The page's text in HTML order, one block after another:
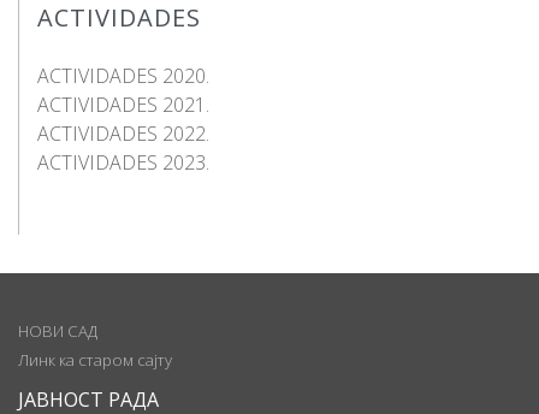
ACTIVIDADES
ACTIVIDADES 2020.
ACTIVIDADES 2021.
ACTIVIDADES 2022.
ACTIVIDADES 2023.
НОВИ САД
Линк ка старом сајту
ЈАВНОСТ РАДА